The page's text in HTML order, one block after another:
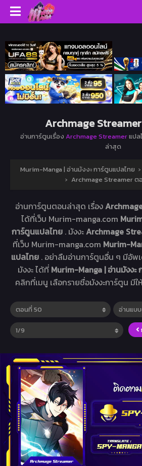
Archmage
อ่านการ์ตูนเรื่อง Archmage Streamerแปล
ล่าสุด
Murim-Manga | อ่านมังงะ การ์ตูนแปลไทย ›
› Archmage Streamer ต
อ่านการ์ตูนตอนล่าสุด เรื่อง
ได้ที่เว็บ Murim-manga.com
การ์ตูนแปลไทย . มังงะArchmage
ที่เว็บ Murim-manga.com Murim-
แปลไทย . อย่าลืมอ่านการ์ตูนอื่น ๆ มีอัพ
มังงะ ได้ที่ Murim-Manga | อ่านมังงะ
คลิกที่เมนู เลือกรายชื่อมังงะการ์ตูน มีใ